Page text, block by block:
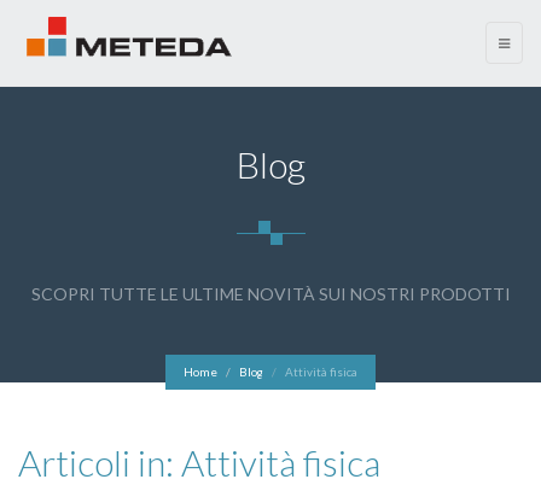
menu
Blog
SCOPRI TUTTE LE ULTIME NOVITÀ SUI NOSTRI PRODOTTI
Home Blog Attività fisica
Articoli in: Attività fisica